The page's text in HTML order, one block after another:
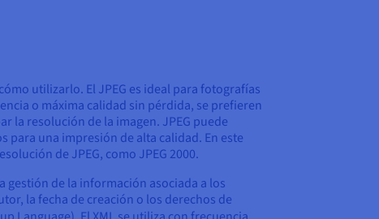
utilizarlo. El JPEG es ideal para fotografías
o máxima calidad sin pérdida, se prefieren
la resolución de la imagen. JPEG puede
para una impresión de alta calidad. En este
de JPEG, como JPEG 2000.
gestión de la información asociada a los
la fecha de creación o los derechos de